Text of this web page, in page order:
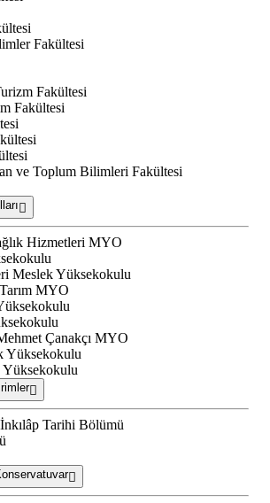
Fakültesi
Fakültesi
Fakültesi
ve Toplum Bilimleri Fakültesi
Hizmetleri MYO
Meslek Yüksekokulu
MYO
Çanakçı MYO
Yüksekokulu
Tarihi Bölümü